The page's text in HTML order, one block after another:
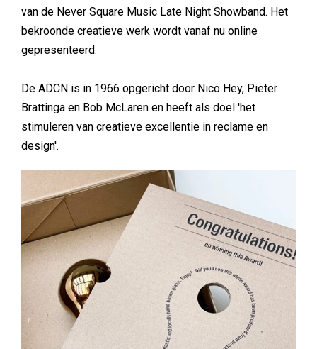
van de Never Square Music Late Night Showband. Het
bekroonde creatieve werk wordt vanaf nu online
gepresenteerd.
De ADCN is in 1966 opgericht door Nico Hey, Pieter
Brattinga en Bob McLaren en heeft als doel 'het
stimuleren van creatieve excellentie in reclame en
design'.